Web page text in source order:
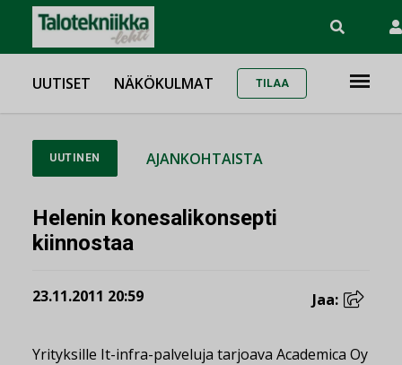
UUTISET NÄKÖKULMAT TILAA
UUTINEN AJANKOHTAISTA
Helenin konesalikonsepti
kiinnostaa
23.11.2011 20:59 Jaa:
Yrityksille It-infra-palveluja tarjoava Academica Oy